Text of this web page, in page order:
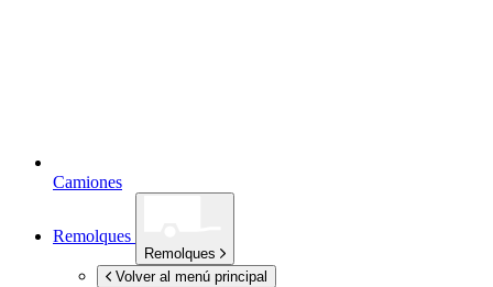
Camiones
Remolques
Remolques
Volver al menú principal